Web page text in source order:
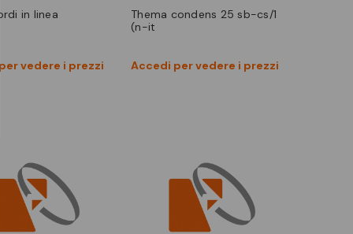
in linea
vedere i prezzi
Confronta
thema condens 25 sb-cs/1
(n-it
Accedi per vedere i prezzi
Confronta